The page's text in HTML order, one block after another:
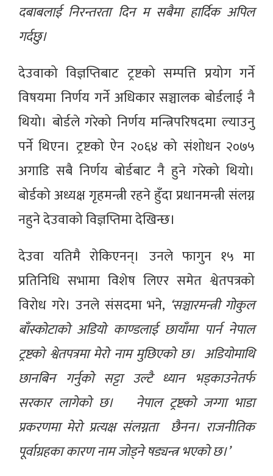
दबाबलाई निरन्तरता दिन म सबैमा हार्दिक अपिल
गर्दछु।
देउवाको विज्ञप्तिबाट ट्रष्टको सम्पत्ति प्रयोग गर्ने
विषयमा निर्णय गर्ने अधिकार सञ्चालक बोर्डलाई नै
थियो। बोर्डले गरेको निर्णय मन्त्रिपरिषदमा ल्याउनु
पर्ने थिएन। ट्रष्टको ऐन २०६४ को संशोधन २०७५
अगाडि सबै निर्णय बोर्डबाट नै हुने गरेको थियो।
बोर्डको अध्यक्ष गृहमन्त्री रहने हुँदा प्रधानमन्त्री संलग्न
नहुने देउवाको विज्ञप्तिमा देखिन्छ।
देउवा यतिमै रोकिएनन्। उनले फागुन १५ मा
प्रतिनिधि सभामा विशेष लिएर समेत श्वेतपत्रको
विरोध गरे। उनले संसदमा भने, ‘सञ्चारमन्त्री गोकुल
बाँस्कोटाको अडियो काण्डलाई छायाँमा पार्न नेपाल
ट्रष्टको श्वेतपत्रमा मेरो नाम मुछिएको छ। अडियोमाथि
छानबिन गर्नुको सट्टा उल्टै ध्यान भड्काउनेतर्फ
सरकार लागेको छ। नेपाल ट्रष्टको जग्गा भाडा
प्रकरणमा मेरो प्रत्यक्ष संलग्नता छैनन। राजनीतिक
पूर्वाग्रहका कारण नाम जोड्ने षड्यन्त्र भएको छ।’